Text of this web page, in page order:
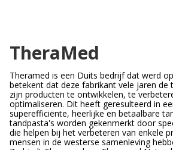
TheraMed
Theramed is een Duits bedrijf dat werd
betekent dat deze fabrikant vele jaren de
zijn producten te ontwikkelen, te
optimaliseren. Dit heeft geresulteerd in
superefficiënte, heerlijke en betaalbare
tandpasta's worden gekenmerkt door
die helpen bij het verbeteren van enkele
mensen in de westerse samenleving